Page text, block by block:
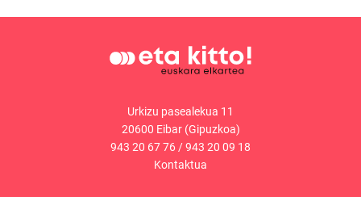
Urkizu pasealekua 11
20600 Eibar (Gipuzkoa)
943 20 67 76/943 20 09 18
Kontaktua